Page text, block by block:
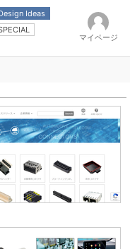
Ideas
マイページ